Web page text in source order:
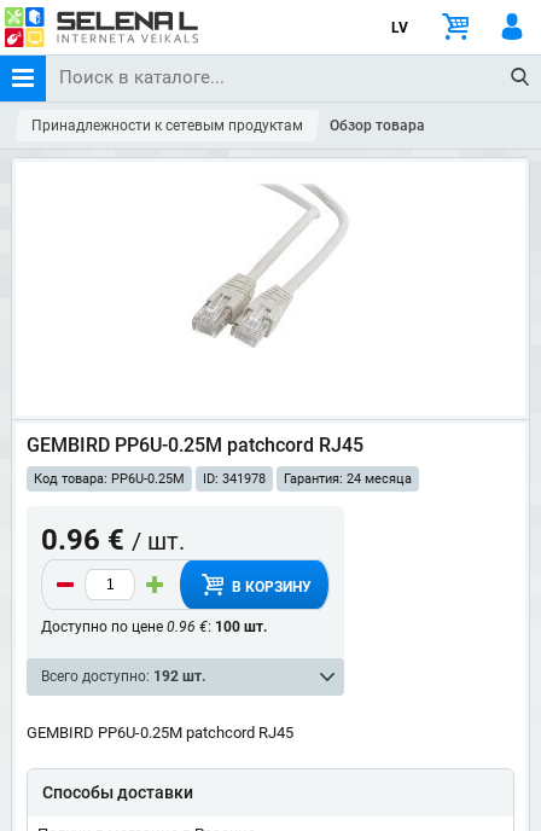
LV
Принадлежности к сетевым продуктам Обзор товара
GEMBIRD PP6U-0.25M patchcord RJ45
Код товара: PP6U-0.25M ID: 341978 Гарантия: 24 месяца
0.96 € / шт.
В КОРЗИНУ
Доступно по цене 0.96 €: 100 шт.
Всего доступно: 192 шт.
GEMBIRD PP6U-0.25M patchcord RJ45
Способы доставки